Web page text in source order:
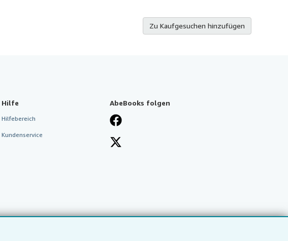
Zu Kaufgesuchen hinzufügen
Hilfe
Hilfebereich
Kundenservice
AbeBooks folgen